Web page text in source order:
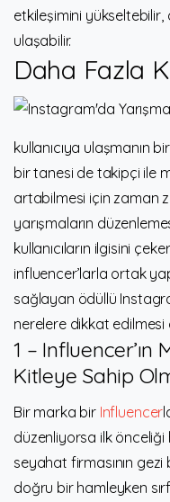
etkileşimini yükseltebilir,
ulaşabilir.
Daha Fazla
kullanıcıya ulaşmanın
bir tanesi de takipçi ile
artabilmesi için zaman
yarışmaların
kullanıcıların ilgisini
influencer’larla ortak
sağlayan ödüllü
nerelere dikkat edilmesi
1 –
Kitleye Sahip
Bir marka bir Influencer
düzenliyorsa ilk önceliği
seyahat firmasının gezi
doğru bir hamleyken